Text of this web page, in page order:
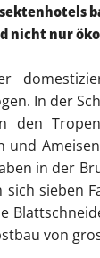
nicht nur
In der
den
und
in der
sieben
von